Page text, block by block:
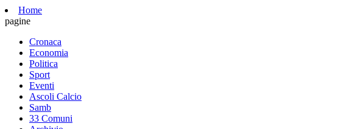
Home
pagine
Cronaca
Economia
Politica
Sport
Eventi
Ascoli Calcio
Samb
33 Comuni